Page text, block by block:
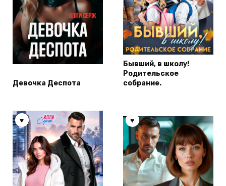
Девочка Деспота
Бывший, в школу!
Родительское
собрание.